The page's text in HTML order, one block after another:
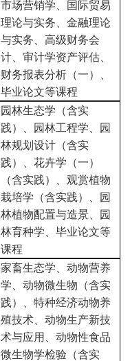
市场营销学、国际贸易
理论与实务、金融理论
与实务、高级财务会
计、审计学资产评估、
财务报表分析（一）、
毕业论文等课程
园林生态学（含实
践）、园林工程学、园
林规划设计（含实
践）、花卉学（一）
（含实践）、观赏植物
栽培学（含实践）、园
林植物配置与造景、园
林育种学、毕业论文等
课程
家畜生态学、动物营养
学、动物微生物（含实
践）、特种经济动物养
殖技术、动物生产新技
术与应用、动物性食品
微生物学检验（含实